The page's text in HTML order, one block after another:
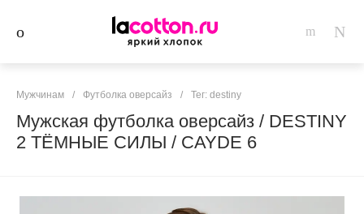
Мужчинам / Футболка оверсайз / Тег: destiny
Мужская футболка оверсайз / DESTINY
2 ТЁМНЫЕ СИЛЫ / CAYDE 6